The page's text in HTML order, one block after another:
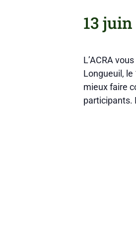
13
L’ACRA
Longueuil, le
mieux faire
participants.